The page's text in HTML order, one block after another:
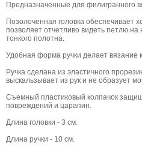
Предназначенные для филигранного
Позолоченная головка обеспечивает
позволяет отчетливо видеть петлю на
тонкого полотна.
Удобная форма ручки делает
Ручка сделана из эластичного
выскальзывает из рук и не образует
Съемный пластиковый колпачок
повреждений и царапин.
Длина головки - 3 см.
Длина ручки - 10 см.